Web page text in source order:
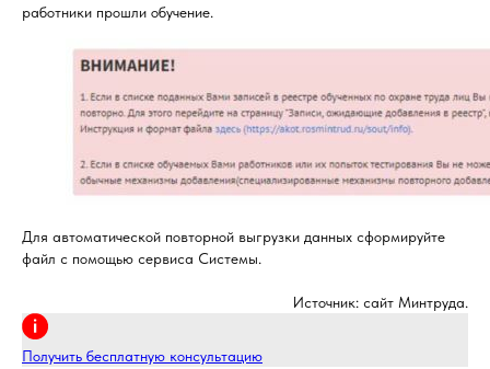
работники прошли обучение.
Для автоматической повторной выгрузки данных сформируйте
файл с помощью сервиса Системы.
Источник: сайт Минтруда.
Получить бесплатную консультацию